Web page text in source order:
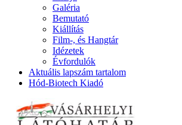
Galéria
Bemutató
Kiállítás
Film-, és Hangtár
Idézetek
Évfordulók
Aktuális lapszám tartalom
Hód-Biotech Kiadó